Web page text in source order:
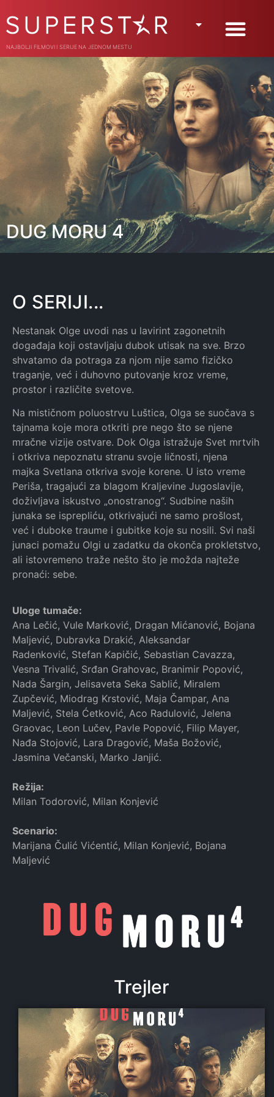
NAJBOLJI FILMOVI I SERIJE NA JEDNOM MESTU
DUG MORU 4
O SERIJI...
Nestanak Olge uvodi nas u lavirint zagonetnih
događaja koji ostavljaju dubok utisak na sve. Brzo
shvatamo da potraga za njom nije samo fizičko
traganje, već i duhovno putovanje kroz vreme,
prostor i različite svetove.
Na mističnom poluostrvu Luštica, Olga se suočava s
tajnama koje mora otkriti pre nego što se njene
mračne vizije ostvare. Dok Olga istražuje Svet mrtvih
i otkriva nepoznatu stranu svoje ličnosti, njena
majka Svetlana otkriva svoje korene. U isto vreme
Periša, tragajući za blagom Kraljevine Jugoslavije,
doživljava iskustvo „onostranog“. Sudbine naših
junaka se isprepliću, otkrivajući ne samo prošlost,
već i duboke traume i gubitke koje su nosili. Svi naši
junaci pomažu Olgi u zadatku da okonča prokletstvo,
ali istovremeno traže nešto što je možda najteže
pronaći: sebe.
Uloge tumače:
Ana Lečić, Vule Marković, Dragan Mićanović, Bojana
Maljević, Dubravka Drakić, Aleksandar
Radenković, Stefan Kapičić, Sebastian Cavazza,
Vesna Trivalić, Srđan Grahovac, Branimir Popović,
Nada Šargin, Jelisaveta Seka Sablić, Miralem
Zupčević, Miodrag Krstović, Maja Čampar, Ana
Maljević, Stela Ćetković, Aco Radulović, Jelena
Graovac, Leon Lučev, Pavle Popović, Filip Mayer,
Nađa Stojović, Lara Dragović, Maša Božović,
Jasmina Večanski, Marko Janjić.
Režija:
Milan Todorović, Milan Konjević
Scenario:
Marijana Čulić Vićentić, Milan Konjević, Bojana
Maljević
Trejler